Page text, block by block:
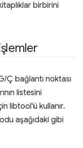
birbirini
Ç bağlantı noktası
listesini
libtool'ü kullanır.
aşağıdaki gibi